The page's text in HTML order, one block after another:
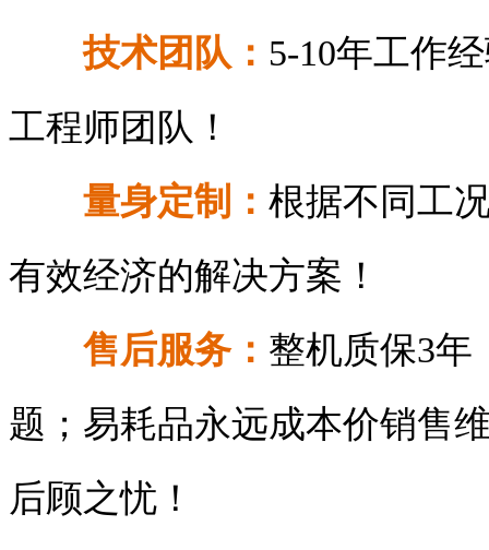
技术团队： 5-10年工作
工程师团队！
量身定制： 根据不同工
有效经济的解决方案！
售后服务： 整机质保3年
题；易耗品永远成本价销售
后顾之忧！